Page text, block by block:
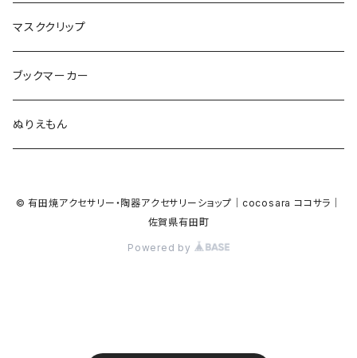
アルファベット
ハロウィン
カメラ
リボン
Bubble
カメラ
ハート
モザイク
パン
イルカ
カエル
ラッコ
ピアノ
バルーン
マーメイド
メガネ
バルーン
マーブル
カモフラージュ
カメオ
2トーン
ハート
マスククリップ
ブックマーカー
ぬりえもん
© 有田焼アクセサリー・陶器アクセサリーショップ｜cocosara ココサラ｜
佐賀県有田町
Powered by